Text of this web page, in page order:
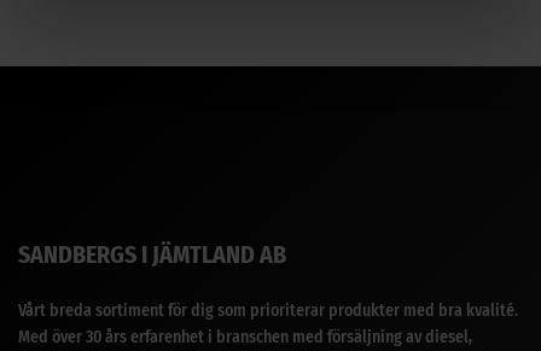
SANDBERGS I JÄMTLAND AB
Vårt breda sortiment för dig som prioriterar produkter med bra kvalité.
Med över 30 års erfarenhet i branschen med försäljning av diesel,